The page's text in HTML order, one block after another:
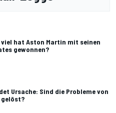
viel hat Aston Martin mit seinen
gewonnen?
Ursache: Sind die Probleme von